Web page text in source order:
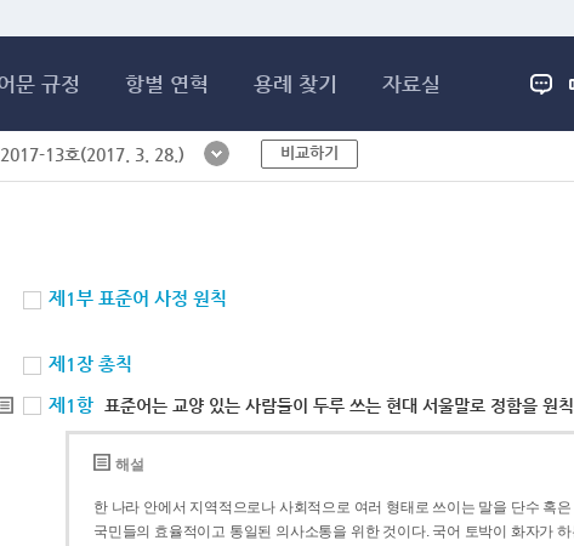
문 규정 항별 연혁 용례 찾기 자료실
13호(2017. 3. 28.) 비교하기
제1부 표준어 사정 원칙
제1장 총칙
제1항 표준어는 교양 있는 사람들이 두루 쓰는 현대 서울말로 정함을 원
해설
한 나라 안에서 지역적으로나 사회적으로 여러 형태로 쓰이는 말을 단수 혹
국민들의 효율적이고 통일된 의사소통을 위한 것이다. 국어 토박이 화자가